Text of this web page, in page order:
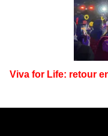
Viva for Life: retour